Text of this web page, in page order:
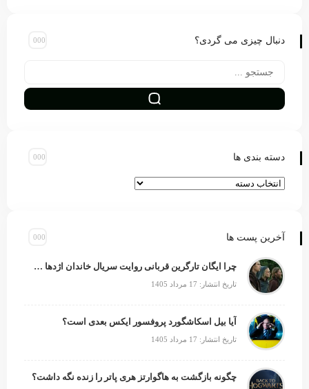
دنبال چیزی می گردی؟
دسته بندی ها
آخرین پست ها
چرا ایگان تارگرین قربانی روایت سریال خاندان اژدها شد؟
تاریخ انتشار: 17 مرداد 1405
آیا بیل اسکاشگورد پروفسور ایکس بعدی است؟
تاریخ انتشار: 17 مرداد 1405
چگونه بازگشت به هاگوارتز هری پاتر را زنده نگه داشت؟